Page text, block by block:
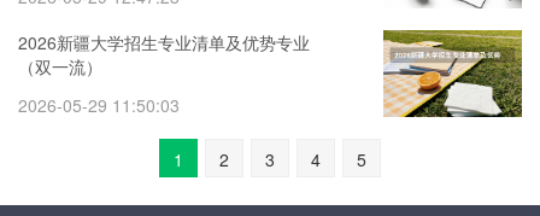
2026新疆大学招生专业清单及优势专业
（双一流）
2026-05-29 11:50:03
1 2 3 4 5